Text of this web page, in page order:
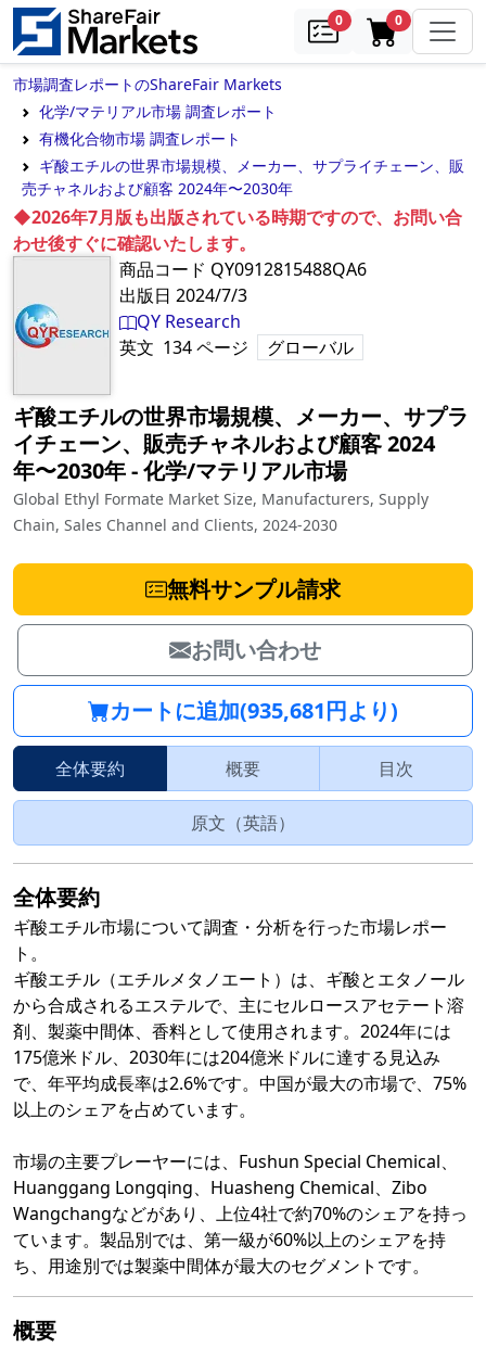
0samples0in cart
市場調査レポートのShareFair Markets
化学/マテリアル市場 調査レポート
有機化合物市場 調査レポート
ギ酸エチルの世界市場規模、メーカー、サプライチェーン、販
売チャネルおよび顧客 2024年〜2030年
◆2026年7月版も出版されている時期ですので、お問い合
わせ後すぐに確認いたします。
商品コード QY0912815488QA6
出版日 2024/7/3
QY Research
英文 134ページ グローバル
ギ酸エチルの世界市場規模、メーカー、サプラ
イチェーン、販売チャネルおよび顧客 2024
年〜2030年‐化学/マテリアル市場
Global Ethyl Formate Market Size, Manufacturers, Supply
Chain, Sales Channel and Clients, 2024-2030
無料サンプル請求
お問い合わせ
カートに追加(935,681円より)
全体要約 概要 目次
原文（英語）
全体要約
ギ酸エチル市場について調査・分析を行った市場レポー
ト。
ギ酸エチル（エチルメタノエート）は、ギ酸とエタノール
から合成されるエステルで、主にセルロースアセテート溶
剤、製薬中間体、香料として使用されます。2024年には
175億米ドル、2030年には204億米ドルに達する見込み
で、年平均成長率は2.6%です。中国が最大の市場で、75%
以上のシェアを占めています。
市場の主要プレーヤーには、Fushun Special Chemical、
Huanggang Longqing、Huasheng Chemical、Zibo
Wangchangなどがあり、上位4社で約70%のシェアを持っ
ています。製品別では、第一級が60%以上のシェアを持
ち、用途別では製薬中間体が最大のセグメントです。
概要